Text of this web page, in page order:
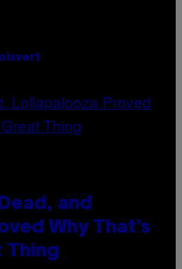
and
Why That’s
Thing